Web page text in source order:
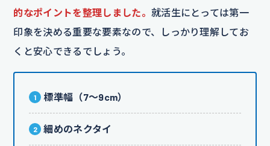
的なポイントを整理しました。 就活生にとっては第一
印象を決める重要な要素なので、しっかり理解してお
くと安心できるでしょう。
標準幅（7〜9cm）
細めのネクタイ